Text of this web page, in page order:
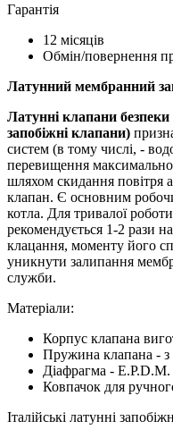
Гарантія
12 місяців
Обмін/повернення
Латунний мембранний
Латунні клапани
запобіжні клапани)
систем (в тому числі, -
перевищення
шляхом скидання повітря
клапан. Є основним
котла. Для тривалої
рекомендується 1-2 рази
клацання, моменту його
уникнути залипання
служби.
Матеріали:
Корпус клапана
Пружина клапана - з
Діафрагма -
Ковпачок для
Італійські латунні